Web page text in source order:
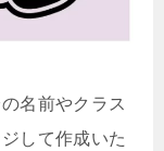
名前やクラス
して作成いた